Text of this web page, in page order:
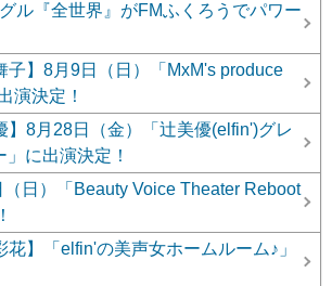
グル『全世界』がFMふくろうでパワー
子】8月9日（日）「MxM's produce
演決定！
】8月28日（金）「辻美優(elfin')グレ
に出演決定！
（日）「Beauty Voice Theater Reboot
花】「elfin'の美声女ホームルーム♪」